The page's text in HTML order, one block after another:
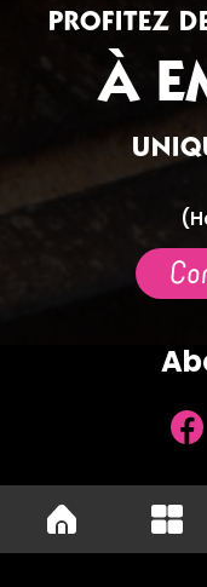
PROFITEZ
À